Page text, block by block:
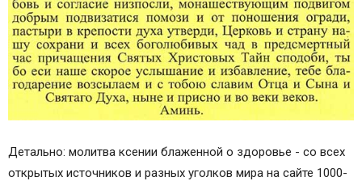
Детально: молитва ксении блаженной о здоровье - со всех
открытых источников и разных уголков мира на сайте 1000-